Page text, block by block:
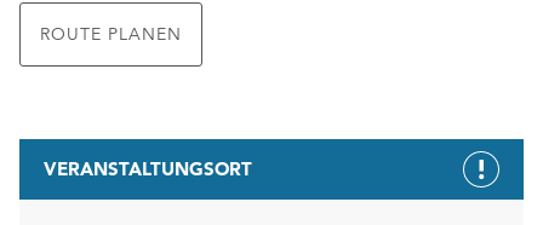
ROUTE PLANEN
VERANSTALTUNGSORT